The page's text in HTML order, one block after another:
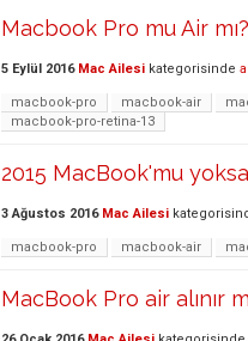
Macbook Pro mu Air mı?
5 Eylül 2016 Mac Ailesi kategorisinde
macbook-pro macbook-air
macbook-pro-retina-13
2015 MacBook'mu
3 Ağustos 2016 Mac Ailesi
macbook-pro macbook-air
MacBook Pro air alınır